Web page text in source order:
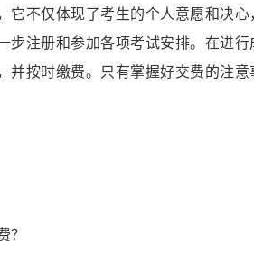
它不仅体现了考生的个人意愿和决
注册和参加各项考试安排。在进
并按时缴费。只有掌握好交费的注
？